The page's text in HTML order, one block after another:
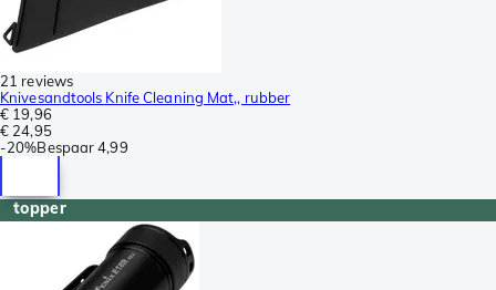
21 reviews
Knivesandtools Knife Cleaning Mat,, rubber
€ 19,96
€ 24,95
-20%Bespaar 4,99
topper